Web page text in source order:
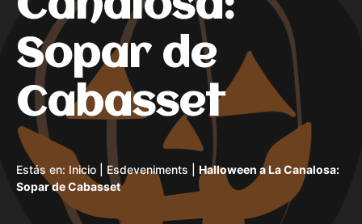
Sopar de
Cabasset
Estás en: Inicio Esdeveniments
Halloween a La Canalosa:
Sopar de Cabasset